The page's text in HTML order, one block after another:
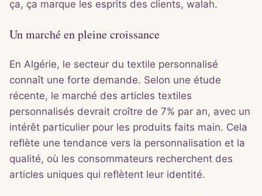
ça, ça marque les esprits des clients, walah.
Un marché en pleine croissance
En Algérie, le secteur du textile personnalisé
connaît une forte demande. Selon une étude
récente, le marché des articles textiles
personnalisés devrait croître de 7% par an, avec un
intérêt particulier pour les produits faits main. Cela
reflète une tendance vers la personnalisation et la
qualité, où les consommateurs recherchent des
articles uniques qui reflètent leur identité.